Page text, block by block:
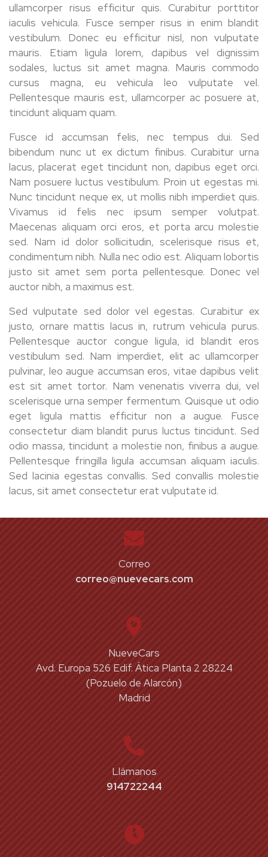
ullamcorper risus efficitur quis. Curabitur porttitor
iaculis vehicula. Fusce semper risus in enim blandit
vestibulum. Donec eu efficitur nisl, non vulputate
mauris. Etiam ligula lorem, dapibus vel dignissim
sodales, luctus sit amet magna. Mauris commodo
cursus magna, eu vehicula leo vulputate vel.
Pellentesque mauris est, ullamcorper ac posuere at,
tincidunt aliquam quam.
Fusce id accumsan felis, nec tempus dui. Sed
bibendum nunc ut ex dictum finibus. Curabitur urna
lacus, placerat eget tincidunt non, dapibus eget orci.
Nam posuere luctus vestibulum. Proin ut egestas mi.
Nunc tincidunt neque ex, ut mollis nibh imperdiet quis.
Vivamus id felis nec ipsum semper volutpat.
Maecenas aliquam orci eros, et porta arcu molestie
sed. Nam id dolor sollicitudin, scelerisque risus et,
condimentum nibh. Nulla nec odio est. Aliquam lobortis
justo sit amet sem porta pellentesque. Donec vel
auctor nibh, a maximus est.
Sed vulputate sed dolor vel egestas. Curabitur ex
justo, ornare mattis lacus in, rutrum vehicula purus.
Pellentesque auctor congue ligula, id blandit eros
vestibulum sed. Nam imperdiet, elit ac ullamcorper
pulvinar, leo augue accumsan eros, vitae dapibus velit
est sit amet tortor. Nam venenatis viverra dui, vel
scelerisque urna semper fermentum. Quisque ut odio
eget ligula mattis efficitur non a augue. Fusce
consectetur diam blandit purus luctus tincidunt. Sed
odio massa, tincidunt a molestie non, finibus a augue.
Pellentesque fringilla ligula accumsan aliquam iaculis.
Sed lacinia egestas convallis. Sed convallis molestie
lacus, sit amet consectetur erat vulputate id.
Correo
correo@nuevecars.com
NueveCars
Avd. Europa 526 Edif. Ática Planta 2 28224
(Pozuelo de Alarcón)
Madrid
Llámanos
914722244